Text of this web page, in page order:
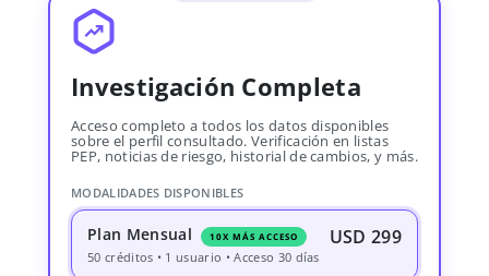
Investigación Completa
Acceso completo a todos los datos disponibles
sobre el perfil consultado. Verificación en listas
PEP, noticias de riesgo, historial de cambios, y más.
MODALIDADES DISPONIBLES
Plan Mensual 10X MÁS ACCESO USD 299
50 créditos • 1 usuario • Acceso 30 días